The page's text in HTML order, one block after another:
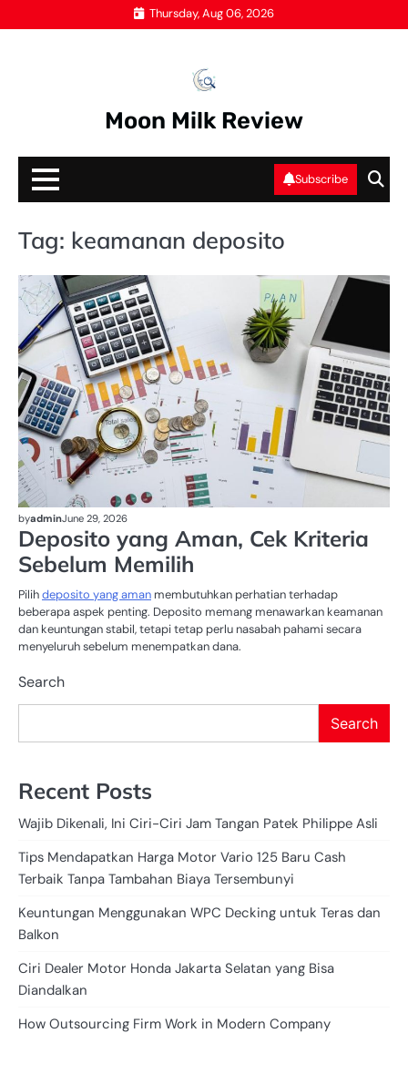
to
Thursday, Aug 06, 2026
Moon Milk Review
Subscribe
Tag: keamanan deposito
byadminJune 29, 2026
Deposito yang Aman, Cek Kriteria
Sebelum Memilih
Pilihdeposito yang aman membutuhkan perhatian terhadap
beberapa aspek penting. Deposito memang menawarkan keamanan
dan keuntungan stabil, tetapi tetap perlu nasabah pahami secara
menyeluruh sebelum menempatkan dana.
Search
Search
Recent Posts
Wajib Dikenali, Ini Ciri-Ciri Jam Tangan Patek Philippe Asli
Tips Mendapatkan Harga Motor Vario 125 Baru Cash
Terbaik Tanpa Tambahan Biaya Tersembunyi
Keuntungan Menggunakan WPC Decking untuk Teras dan
Balkon
Ciri Dealer Motor Honda Jakarta Selatan yang Bisa
Diandalkan
How Outsourcing Firm Work in Modern Company